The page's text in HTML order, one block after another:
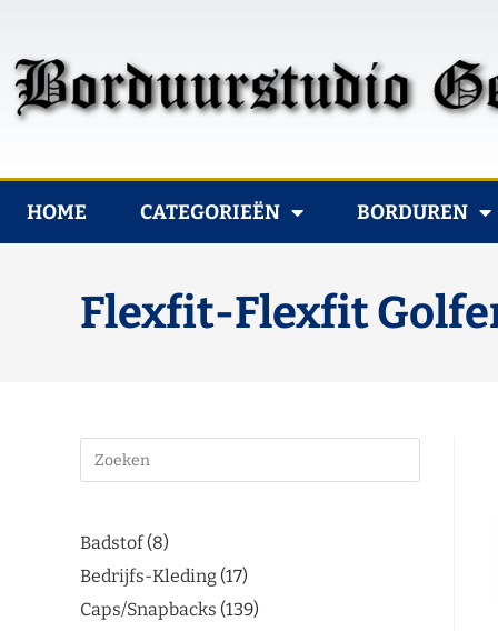
HOME CATEGORIEËN BORDUREN
Flexfit-Flexfit
Badstof 8
Bedrijfs-Kleding 17
Caps/Snapbacks 139